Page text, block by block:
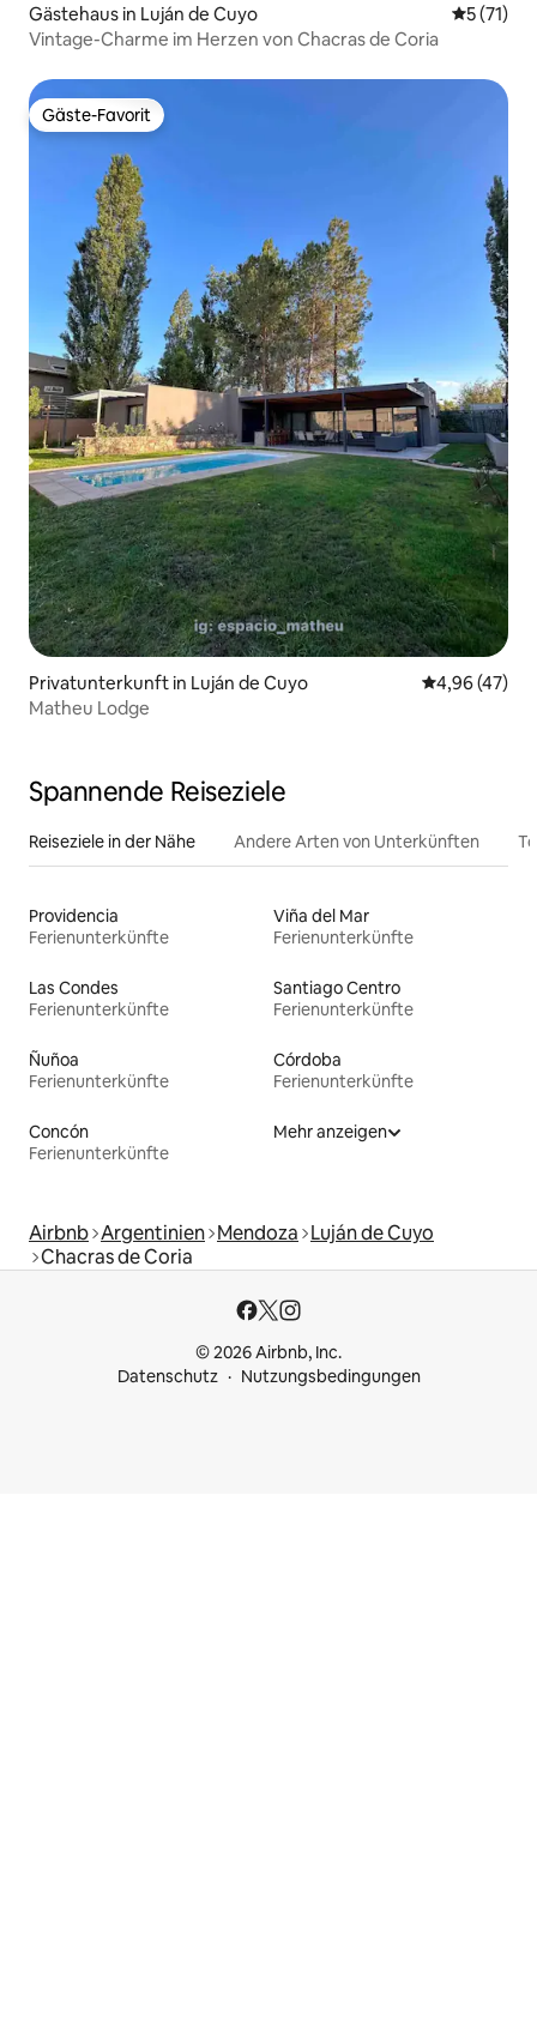
Gästehaus in Luján de Cuyo
5 (71)
Vintage-Charme im Herzen von Chacras de Coria
Gäste-Favorit
Gäste-Favorit
Privatunterkunft in Luján de Cuyo
4,96 (47)
Matheu Lodge
Spannende Reiseziele
Reiseziele in der Nähe Andere Arten von Unterkünften
Providencia
Ferienunterkünfte
Viña del Mar
Ferienunterkünfte
Las Condes
Ferienunterkünfte
Santiago Centro
Ferienunterkünfte
Ñuñoa
Ferienunterkünfte
Córdoba
Ferienunterkünfte
Concón
Ferienunterkünfte
Mehr anzeigen
Airbnb Argentinien Mendoza Luján de Cuyo
Chacras de Coria
© 2026 Airbnb, Inc.
Datenschutz
Nutzungsbedingungen